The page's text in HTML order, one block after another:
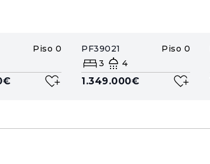
Piso 0
PF39021 Piso 0
3
4
1.349.000€